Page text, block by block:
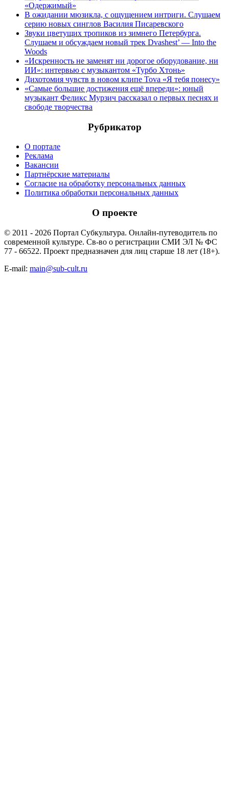
«Одержимый»
В ожидании мюзикла, с ощущением интриги. Слушаем
серию новых синглов Василия Писаревского
Звуки цветущих тропиков из зимнего Петербурга.
Слушаем и обсуждаем новый трек Dvashest’ — Into the
Woods
«Искренность не заменят ни дорогое оборудование, ни
ИИ»: интервью с музыкантом «Турбо Хтонь»
Дихотомия чувств в новом клипе Tova «Я тебя понесу»
«Самые большие достижения ещё впереди»: юный
музыкант Феликс Мурзич рассказал о первых песнях и
свободе творчества
Рубрикатор
О портале
Реклама
Вакансии
Партнёрские материалы
Согласие на обработку персональных данных
Политика обработки персональных данных
О проекте
© 2011 - 2026 Портал Субкультура. Онлайн-путеводитель по
современной культуре. Св-во о регистрации СМИ ЭЛ № ФС
77 - 66522. Проект предназначен для лиц старше 18 лет (18+).
E-mail: main@sub-cult.ru